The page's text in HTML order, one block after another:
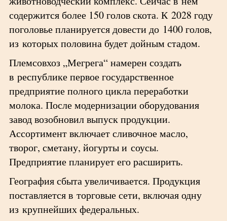
содержится более 150 голов скота. К 2028 году
поголовье планируется довести до 1400 голов,
из которых половина будет дойным стадом.
Племсовхоз „Мегрега“ намерен создать
в республике первое государственное
предприятие полного цикла переработки
молока. После модернизации оборудования
завод возобновил выпуск продукции.
Ассортимент включает сливочное масло,
творог, сметану, йогурты и соусы.
Предприятие планирует его расширить.
География сбыта увеличивается. Продукция
поставляется в торговые сети, включая одну
из крупнейших федеральных.